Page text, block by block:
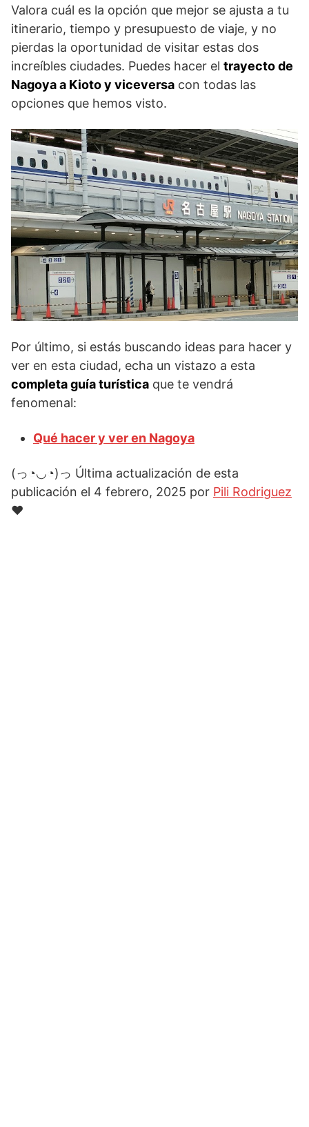
Valora cuál es la opción que mejor se ajusta a tu
itinerario, tiempo y presupuesto de viaje, y no
pierdas la oportunidad de visitar estas dos
increíbles ciudades. Puedes hacer el trayecto de
Nagoya a Kioto y viceversa con todas las
opciones que hemos visto.
Por último, si estás buscando ideas para hacer y
ver en esta ciudad, echa un vistazo a esta
completa guía turística que te vendrá
fenomenal:
Qué hacer y ver en Nagoya
(っ◔◡◔)っ Última actualización de esta
publicación el 4 febrero, 2025 por Pili Rodriguez
♥